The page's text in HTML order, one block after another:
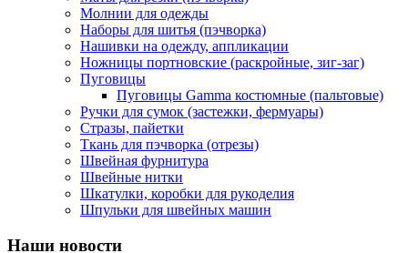
Молнии для одежды
Наборы для шитья (пэчворка)
Нашивки на одежду, аппликации
Ножницы портновские (раскройные, зиг-заг)
Пуговицы
Пуговицы Gamma костюмные (пальтовые)
Ручки для сумок (застежки, фермуары)
Стразы, пайетки
Ткань для пэчворка (отрезы)
Швейная фурнитура
Швейные нитки
Шкатулки, коробки для рукоделия
Шпульки для швейных машин
Наши новости